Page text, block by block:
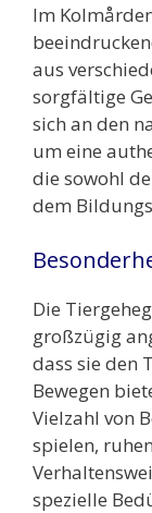
Im
aus
sorgfältige
sich an den
um eine
die sowohl
dem
Die
großzügig
dass sie den
Bewegen
Vielzahl von
spielen,
spezielle